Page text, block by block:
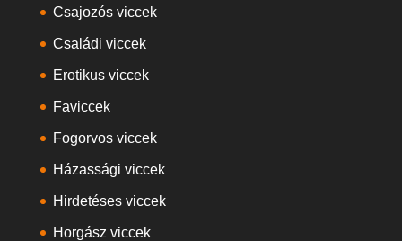
Csajozós viccek
Családi viccek
Erotikus viccek
Faviccek
Fogorvos viccek
Házassági viccek
Hirdetéses viccek
Horgász viccek